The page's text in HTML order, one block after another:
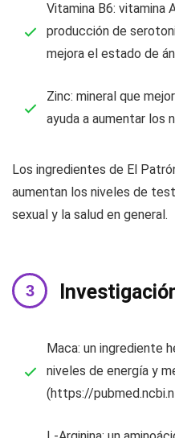
Vitamina B6: vitamina
producción de
mejora el estado de
Zinc: mineral que
ayuda a aumentar los
Los ingredientes de El
aumentan los niveles de
sexual y la salud en general.
Maca: un ingrediente
niveles de energía y
(https://